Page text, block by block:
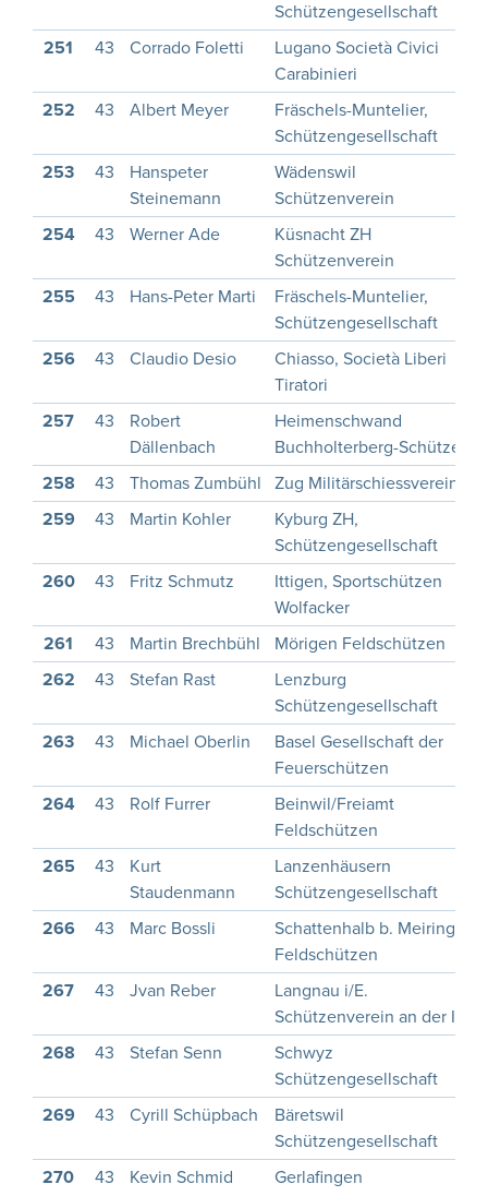
Schützengesellschaft
251
43 Corrado Foletti
Lugano Società Civici
Carabinieri
252
43 Albert Meyer
Fräschels-Muntelier,
Schützengesellschaft
253
43
Hanspeter
Steinemann
Wädenswil
Schützenverein
254
43 Werner Ade
Küsnacht ZH
Schützenverein
255
43 Hans-Peter Marti
Fräschels-Muntelier,
Schützengesellschaft
256
43 Claudio Desio
Chiasso, Società Liberi
Tiratori
257
43
Robert
Dällenbach
Heimenschwand
Buchholterberg-Schützen
258
43 Thomas Zumbühl
Zug Militärschiessverein
259
43 Martin Kohler
Kyburg ZH,
Schützengesellschaft
260
43 Fritz Schmutz
Ittigen, Sportschützen
Wolfacker
261
43 Martin Brechbühl
Mörigen Feldschützen
262
43 Stefan Rast
Lenzburg
Schützengesellschaft
263
43 Michael Oberlin
Basel Gesellschaft der
Feuerschützen
264
43 Rolf Furrer
Beinwil/Freiamt
Feldschützen
265
43
Kurt
Staudenmann
Lanzenhäusern
Schützengesellschaft
266
43 Marc Bossli
Schattenhalb b. Meiringen
Feldschützen
267
43 Jvan Reber
Langnau i/E.
Schützenverein an der Ilfis
268
43 Stefan Senn
Schwyz
Schützengesellschaft
269
43 Cyrill Schüpbach
Bäretswil
Schützengesellschaft
270
43 Kevin Schmid
Gerlafingen